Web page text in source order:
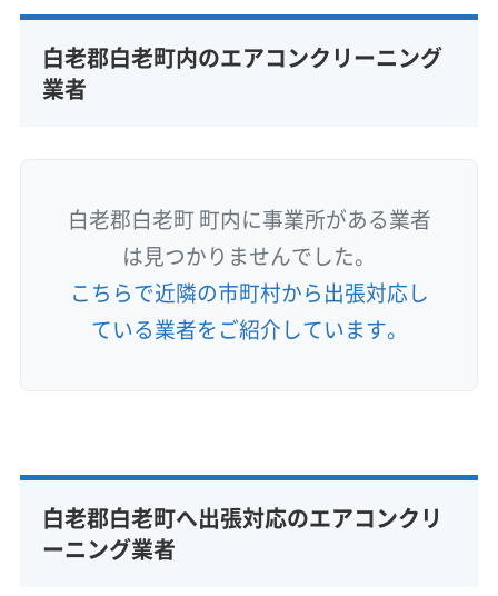
白老郡白老町内のエアコンクリーニング
業者
白老郡白老町 町内に事業所がある業者
は見つかりませんでした。
こちらで近隣の市町村から出張対応し
ている業者をご紹介しています。
白老郡白老町へ出張対応のエアコンクリ
ーニング業者